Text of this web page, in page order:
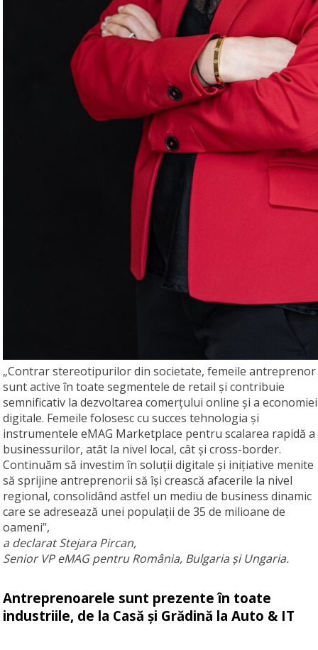
„Contrar stereotipurilor din societate, femeile antreprenor
sunt active în toate segmentele de retail și contribuie
semnificativ la dezvoltarea comerțului online și a economiei
digitale. Femeile folosesc cu succes tehnologia și
instrumentele eMAG Marketplace pentru scalarea rapidă a
businessurilor, atât la nivel local, cât și cross-border.
Continuăm să investim în soluții digitale și inițiative menite
să sprijine antreprenorii să își crească afacerile la nivel
regional, consolidând astfel un mediu de business dinamic
care se adresează unei populații de 35 de milioane de
oameni”,
a declarat Stejara Pircan,
Senior VP eMAG pentru România, Bulgaria și Ungaria.
Antreprenoarele sunt prezente în toate
industriile, de la Casă și Grădină la Auto & IT